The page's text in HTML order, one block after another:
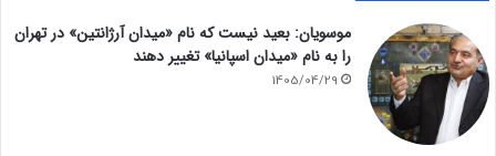
موسویان: بعید نیست که نام «میدان آرژانتین» در تهران
را به نام «میدان اسپانیا» تغییر دهند
1405/04/29